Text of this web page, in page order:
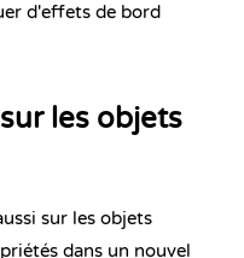
d'effets de bord
les objets
sur les objets
dans un nouvel